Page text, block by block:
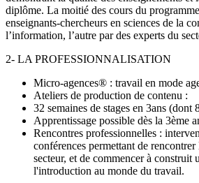
diplôme. La moitié des cours du
enseignants-chercheurs en sciences de la
l’information, l’autre par des experts du
2- LA PROFESSIONNALISATION
Micro-agences® : travail en mode
Ateliers de production de contenu :
32 semaines de stages en 3ans (dont
Apprentissage possible dès la 3ème
Rencontres professionnelles :
conférences permettant de
secteur, et de commencer à construit
l'introduction au monde du travail.